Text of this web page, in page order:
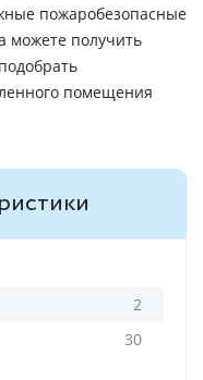
пожаробезопасные
можете получить
помещения
2
30